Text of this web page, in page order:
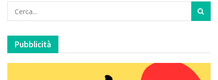
Pubblicità